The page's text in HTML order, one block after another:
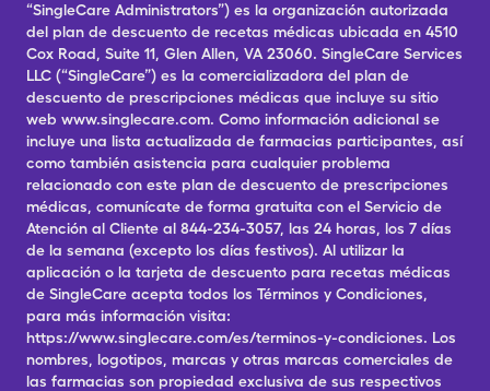
“SingleCare Administrators”) es la organización autorizada
del plan de descuento de recetas médicas ubicada en 4510
Cox Road, Suite 11, Glen Allen, VA 23060. SingleCare Services
LLC (“SingleCare”) es la comercializadora del plan de
descuento de prescripciones médicas que incluye su sitio
web www.singlecare.com. Como información adicional se
incluye una lista actualizada de farmacias participantes, así
como también asistencia para cualquier problema
relacionado con este plan de descuento de prescripciones
médicas, comunícate de forma gratuita con el Servicio de
Atención al Cliente al 844-234-3057, las 24 horas, los 7 días
de la semana (excepto los días festivos). Al utilizar la
aplicación o la tarjeta de descuento para recetas médicas
de SingleCare acepta todos los Términos y Condiciones,
para más información visita:
https://www.singlecare.com/es/terminos-y-condiciones. Los
nombres, logotipos, marcas y otras marcas comerciales de
las farmacias son propiedad exclusiva de sus respectivos